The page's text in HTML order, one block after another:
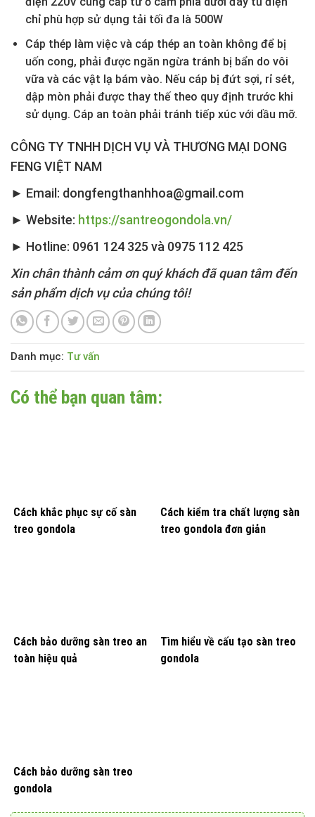
chỉ phù hợp sử dụng tải tối đa là 500W
Cáp thép làm việc và cáp thép an toàn không để bị
uốn cong, phải được ngăn ngừa tránh bị bẩn do vôi
vữa và các vật lạ bám vào. Nếu cáp bị đứt sợi, rỉ sét,
dập mòn phải được thay thế theo quy định trước khi
sử dụng. Cáp an toàn phải tránh tiếp xúc với dầu mỡ.
CÔNG TY TNHH DỊCH VỤ VÀ THƯƠNG MẠI DONG
FENG VIỆT NAM
► Email: dongfengthanhhoa@gmail.com
► Website: https://santreogondola.vn/
► Hotline: 0961 124 325 và 0975 112 425
Xin chân thành cảm ơn quý khách đã quan tâm đến
sản phẩm dịch vụ của chúng tôi!
Danh mục: Tư vấn
Có thể bạn quan tâm:
Cách khắc phục sự cố sàn
treo gondola
Cách kiểm tra chất lượng sàn
treo gondola đơn giản
Cách bảo dưỡng sàn treo an
toàn hiệu quả
Tìm hiểu về cấu tạo sàn treo
gondola
Cách bảo dưỡng sàn treo
gondola